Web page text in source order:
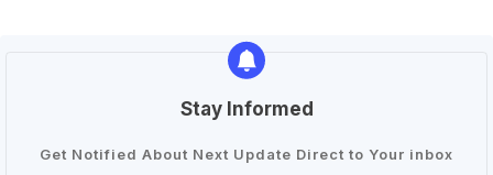
Stay Informed
Get Notified About Next Update Direct to Your inbox